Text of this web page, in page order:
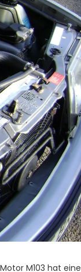
M103 hat eine